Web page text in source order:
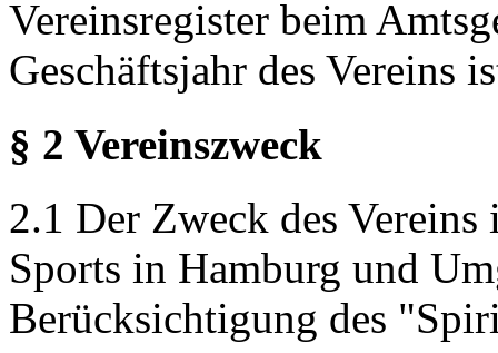
2.1 Der Zweck des
Sports in Hamburg und
Berücksichtigung des
Anleitung von sportlichen
sportlichen Leistungen
2.2 Der Verein verfolgt